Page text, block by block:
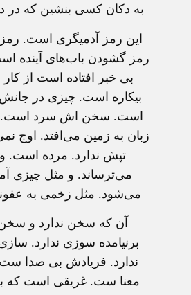
به دکان کسی بنشین که در
این رمز آدمیگری است.
رمز گشودن باب‌های آینده
بی خبر افتاده است از
بیکاره است. چیزی در
است. سخن اش سرد است.
زبان به زمین می‌افتد. اوج
تپش ندارد. مرده است.
می‌ترساند. و مثل چیزی
می‌شود. مثل زخمی به
آن که سخن ندارد و
برنیامده سوزی ندارد.
ندارد. فریادش بی صدا
معنا ست. غریقی است